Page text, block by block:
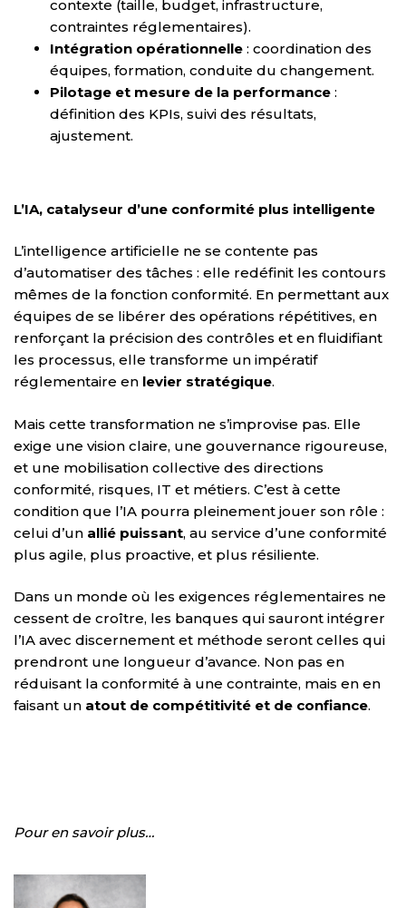
contexte (taille, budget, infrastructure,
contraintes réglementaires).
Intégration opérationnelle : coordination des
équipes, formation, conduite du changement.
Pilotage et mesure de la performance :
définition des KPIs, suivi des résultats,
ajustement.
L’IA, catalyseur d’une conformité plus intelligente
L’intelligence artificielle ne se contente pas
d’automatiser des tâches : elle redéfinit les contours
mêmes de la fonction conformité. En permettant aux
équipes de se libérer des opérations répétitives, en
renforçant la précision des contrôles et en fluidifiant
les processus, elle transforme un impératif
réglementaire en levier stratégique.
Mais cette transformation ne s’improvise pas. Elle
exige une vision claire, une gouvernance rigoureuse,
et une mobilisation collective des directions
conformité, risques, IT et métiers. C’est à cette
condition que l’IA pourra pleinement jouer son rôle :
celui d’un allié puissant, au service d’une conformité
plus agile, plus proactive, et plus résiliente.
Dans un monde où les exigences réglementaires ne
cessent de croître, les banques qui sauront intégrer
l’IA avec discernement et méthode seront celles qui
prendront une longueur d’avance. Non pas en
réduisant la conformité à une contrainte, mais en en
faisant un atout de compétitivité et de confiance.
Pour en savoir plus…